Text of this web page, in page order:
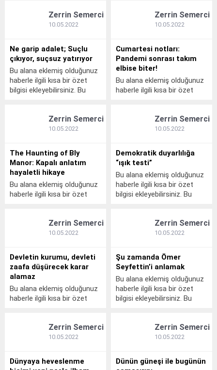
bölümünden eklenebilir. Özet
eklenmişse başlık altında
gösterilir, eklenmemişse bu
alan boş kalır.
sayfasında "Özet"
bölümünden eklenebilir. Özet
kalın olarak bu şekilde
gösterilir, eklenmemişse bu
alan boş kalır.
Zerrin Semerci
10.05.2022
Ne garip adalet; Suçlu
çıkıyor, suçsuz yatırıyor
Bu alana eklemiş olduğunuz
haberle ilgili kısa bir özet
bilgisi ekleyebilirsiniz. Bu
bölümünden eklenebilir. Özet
eklenmişse başlık altında
gösterilir, eklenmemişse bu
alan boş kalır.
Zerrin Semerci
10.05.2022
Cumartesi notları:
Pandemi sonrası takım
elbise biter!
Bu alana eklemiş olduğunuz
haberle ilgili kısa bir özet
sayfasında "Özet"
bölümünden eklenebilir. Özet
kalın olarak bu şekilde
gösterilir, eklenmemişse bu
alan boş kalır.
Zerrin Semerci
10.05.2022
The Haunting of Bly
Manor: Kapalı anlatım
hayaletli hikaye
Bu alana eklemiş olduğunuz
haberle ilgili kısa bir özet
sayfasında "Özet"
bölümünden eklenebilir. Özet
kalın olarak bu şekilde
gösterilir, eklenmemişse bu
alan boş kalır.
Zerrin Semerci
10.05.2022
Demokratik duyarlılığa
“ışık testi”
Bu alana eklemiş olduğunuz
haberle ilgili kısa bir özet
bilgisi ekleyebilirsiniz. Bu
bölümünden eklenebilir. Özet
eklenmişse başlık altında
gösterilir, eklenmemişse bu
alan boş kalır.
Zerrin Semerci
10.05.2022
Devletin kurumu, devleti
zaafa düşürecek karar
alamaz
Bu alana eklemiş olduğunuz
haberle ilgili kısa bir özet
sayfasında "Özet"
bölümünden eklenebilir. Özet
kalın olarak bu şekilde
gösterilir, eklenmemişse bu
Zerrin Semerci
10.05.2022
Şu zamanda Ömer
Seyfettin’i anlamak
Bu alana eklemiş olduğunuz
haberle ilgili kısa bir özet
bilgisi ekleyebilirsiniz. Bu
bölümünden eklenebilir. Özet
eklenmişse başlık altında
gösterilir, eklenmemişse bu
alan boş kalır.
Zerrin Semerci
10.05.2022
Dünyaya heveslenme
Zerrin Semerci
10.05.2022
Dünün güneşi ile bugünün